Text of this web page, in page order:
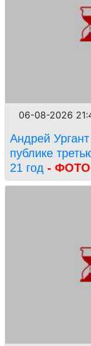
06-08-2026
Андрей
публике
21 год - ФОТО